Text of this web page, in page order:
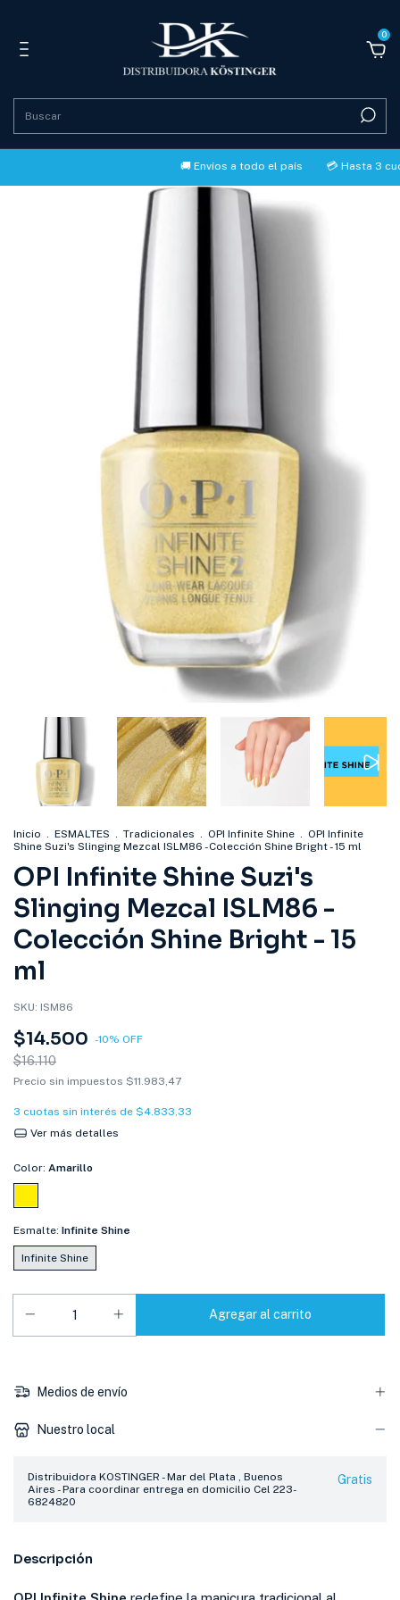
0
🚚 Envíos a todo el país 💳 Hasta 3 cuotas sin
Inicio . ESMALTES . Tradicionales . OPI Infinite Shine . OPI Infinite
Shine Suzi's Slinging Mezcal ISLM86 -Colección Shine Bright - 15 ml
OPI Infinite Shine Suzi's
Slinging Mezcal ISLM86 -
Colección Shine Bright - 15
ml
SKU: ISM86
$14.500 -10% OFF
$16.110
Precio sin impuestos $11.983,47
3 cuotas sin interés de $4.833,33
Ver más detalles
Color: Amarillo
Esmalte: Infinite Shine
Infinite Shine
Medios de envío
Nuestro local
Distribuidora KOSTINGER - Mar del Plata , Buenos
Aires - Para coordinar entrega en domicilio Cel 223-
6824820
Gratis
Descripción